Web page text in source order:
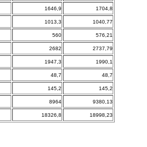
1646,9 1704,8
1013,3 1040,77
560 576,21
2682 2737,79
1947,3 1990,1
48,7 48,7
145,2 145,2
8964 9380,13
18326,8 18998,23